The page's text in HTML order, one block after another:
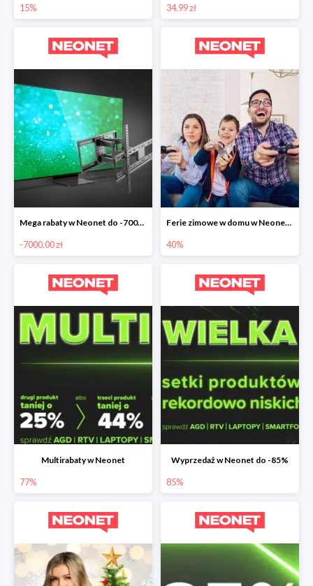
15% 34.99 zł
Mega rabaty w Neonet do -7000 zł
-7000.00 zł
Ferie zimowe w domu w Neonet do -40%
40%
Multirabaty w Neonet
77%
Wyprzedaż w Neonet do -85%
85%